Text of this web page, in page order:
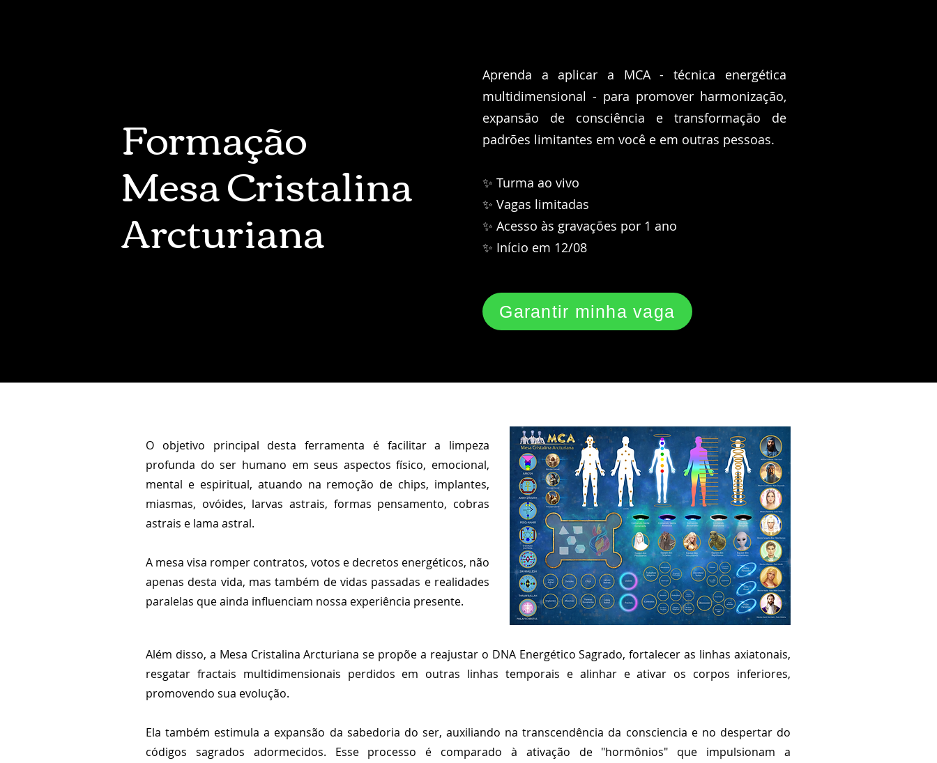
Formação
Mesa Cristalina
Arcturiana
Aprenda a aplicar a MCA - técnica energética
multidimensional - para promover harmonização,
expansão de consciência e transformação de
padrões limitantes em você e em outras pessoas.
✨ Turma ao vivo
✨ Vagas limitadas
✨ Acesso às gravações por 1 ano
✨ Início em 12/08
Garantir minha vaga
O objetivo principal desta ferramenta é facilitar a limpeza
profunda do ser humano em seus aspectos físico, emocional,
mental e espiritual, atuando na remoção de chips, implantes,
miasmas, ovóides, larvas astrais, formas pensamento, cobras
astrais e lama astral.
A mesa visa romper contratos, votos e decretos energéticos, não
apenas desta vida, mas também de vidas passadas e realidades
paralelas que ainda influenciam nossa experiência presente.
Além disso, a Mesa Cristalina Arcturiana se propõe a reajustar o DNA Energético Sagrado, fortalecer as linhas axiatonais,
resgatar fractais multidimensionais perdidos em outras linhas temporais e alinhar e ativar os corpos inferiores,
promovendo sua evolução.
Ela também estimula a expansão da sabedoria do ser, auxiliando na transcendência da consciencia e no despertar do
códigos sagrados adormecidos. Esse processo é comparado à ativação de "hormônios" que impulsionam a